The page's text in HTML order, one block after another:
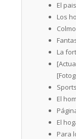
El
Los
Colmo
La
Sports
El
El
Para